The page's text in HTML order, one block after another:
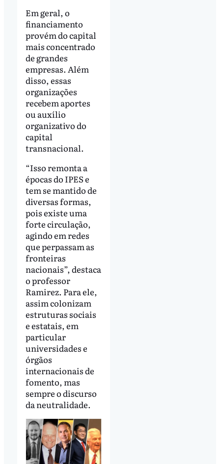
Em geral, o
financiamento
provém do capital
mais concentrado
de grandes
empresas. Além
disso, essas
organizações
recebem aportes
ou auxílio
organizativo do
capital
transnacional.
“Isso remonta a
épocas do IPES e
tem se mantido de
diversas formas,
pois existe uma
forte circulação,
agindo em redes
que perpassam as
fronteiras
nacionais”, destaca
o professor
Ramirez. Para ele,
assim colonizam
estruturas sociais
e estatais, em
particular
universidades e
órgãos
internacionais de
fomento, mas
sempre o discurso
da neutralidade.